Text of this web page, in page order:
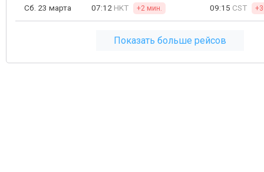
Сб. 23 марта 07:12 HKT +2 мин. 09:15 CST
Показать больше рейсов